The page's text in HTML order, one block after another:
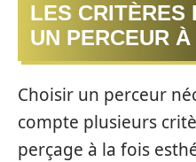
LES CRITÈRES
UN PERCEUR
Choisir un perceur
compte plusieurs
perçage à la fois